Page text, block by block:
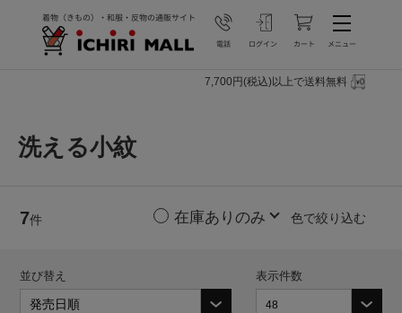
7,700円(税込)以上で送料無料
洗える小紋
7件 色で絞り込む
並び替え 表示件数